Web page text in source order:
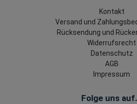
Kontakt
Versand und
Rücksendung und
Widerrufsrecht
Datenschutz
AGB
Impressum
Folge uns